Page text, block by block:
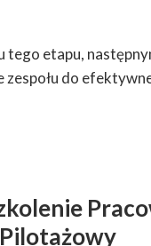
tego etapu,
do